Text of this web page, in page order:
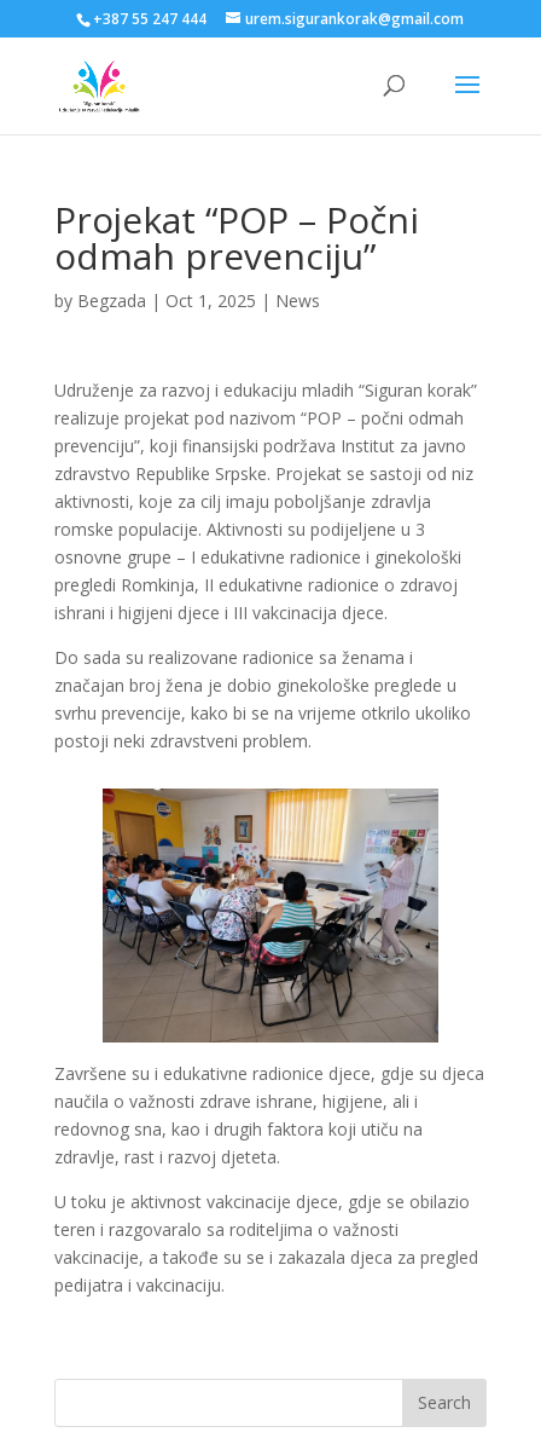
+387 55 247 444 urem.sigurankorak@gmail.com
Projekat “POP – Počni
odmah prevenciju”
by Begzada | Oct 1, 2025 | News
Udruženje za razvoj i edukaciju mladih “Siguran korak”
realizuje projekat pod nazivom “POP – počni odmah
prevenciju”, koji finansijski podržava Institut za javno
zdravstvo Republike Srpske. Projekat se sastoji od niz
aktivnosti, koje za cilj imaju poboljšanje zdravlja
romske populacije. Aktivnosti su podijeljene u 3
osnovne grupe – I edukativne radionice i ginekološki
pregledi Romkinja, II edukativne radionice o zdravoj
ishrani i higijeni djece i III vakcinacija djece.
Do sada su realizovane radionice sa ženama i
značajan broj žena je dobio ginekološke preglede u
svrhu prevencije, kako bi se na vrijeme otkrilo ukoliko
postoji neki zdravstveni problem.
Završene su i edukativne radionice djece, gdje su djeca
naučila o važnosti zdrave ishrane, higijene, ali i
redovnog sna, kao i drugih faktora koji utiču na
zdravlje, rast i razvoj djeteta.
U toku je aktivnost vakcinacije djece, gdje se obilazio
teren i razgovaralo sa roditeljima o važnosti
vakcinacije, a takođe su se i zakazala djeca za pregled
pedijatra i vakcinaciju.